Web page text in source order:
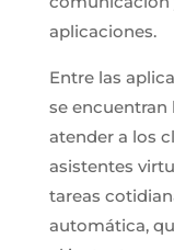
aplicaciones.
Entre las
se encuentran
atender a los
asistentes
tareas
automática,